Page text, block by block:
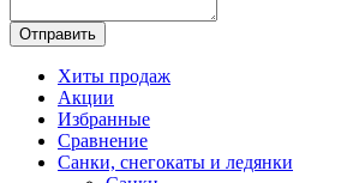
Отправить
Хиты продаж
Акции
Избранные
Сравнение
Санки, снегокаты и ледянки